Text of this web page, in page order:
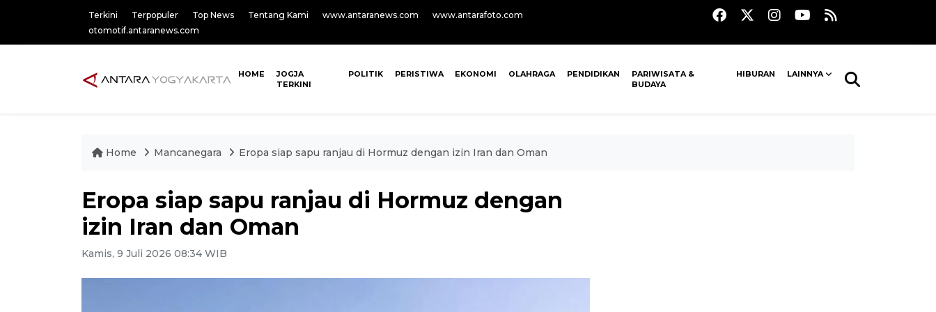
Terkini Terpopuler Top News Tentang Kami www.antaranews.com
www.antarafoto.com
otomotif.antaranews.com
HOME
JOGJA
TERKINI
POLITIK PERISTIWA EKONOMI OLAHRAGA PENDIDIKAN
PARIWISATA &
BUDAYA
HIBURAN LAINNYA
Home Mancanegara Eropa siap sapu ranjau di Hormuz dengan izin Iran dan Oman
Eropa siap sapu ranjau di Hormuz dengan
izin Iran dan Oman
Kamis, 9 Juli 2026 08:34 WIB